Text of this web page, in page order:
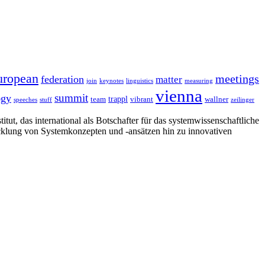
federation join keynotes linguistics matter measuring meetings
speeches stuff summit team trappl vibrant vienna wallner zeilinger
das international als Botschafter für das systemwissenschaftliche
von Systemkonzepten und -ansätzen hin zu innovativen